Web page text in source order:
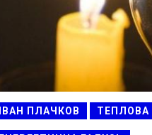
ІВАН ПЛАЧКОВ ТЕПЛОВА